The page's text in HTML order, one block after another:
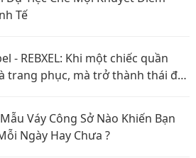
Tế
- REBXEL: Khi một chiếc quần
trang phục, mà trở thành thái độ
Váy Công Sở Nào Khiến Bạn
Ngày Hay Chưa ?